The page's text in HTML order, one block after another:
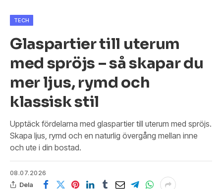
TECH
Glaspartier till uterum
med spröjs – så skapar du
mer ljus, rymd och
klassisk stil
Upptäck fördelarna med glaspartier till uterum med spröjs.
Skapa ljus, rymd och en naturlig övergång mellan inne
och ute i din bostad.
08.07.2026
Dela